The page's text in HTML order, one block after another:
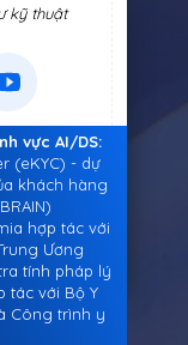
vực AI/DS:
(eKYC) - dự
khách hàng
hợp tác với
Ương
tính pháp lý
tác với Bộ Y
Công trình y
kỹ thuật